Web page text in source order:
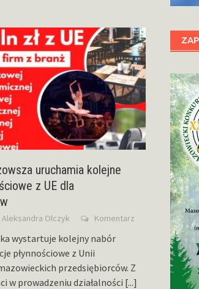
uruchamia kolejne
z UE dla
Aleksandra Olczyk Komentarz
wystartuje kolejny nabór
płynnościowe z Unii
przedsiębiorców. Z
w prowadzeniu działalności [...]